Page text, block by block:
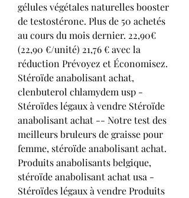
gélules végétales naturelles booster
de testostérone. Plus de 50 achetés
au cours du mois dernier. 22,90€
(22,90 €/unité) 21,76 € avec la
réduction Prévoyez et Économisez.
Stéroïde anabolisant achat,
clenbuterol chlamydem usp -
Stéroïdes légaux à vendre Stéroïde
anabolisant achat -- Notre test des
meilleurs bruleurs de graisse pour
femme, stéroïde anabolisant achat.
Produits anabolisants belgique,
stéroïde anabolisant achat usa -
Stéroïdes légaux à vendre Produits